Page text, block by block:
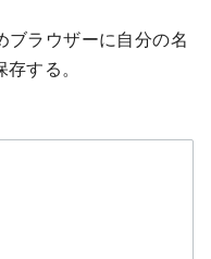
ブラウザーに自分の名
する。